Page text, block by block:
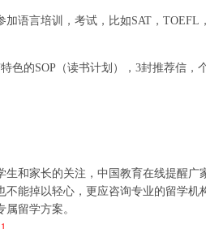
言培训，考试，比如SAT，TOEFL
的SOP（读书计划），3封推荐信，
和家长的关注，中国教育在线提醒广
能掉以轻心，更应咨询专业的留学机
留学方案。